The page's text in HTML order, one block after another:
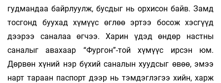
гудмандаа байрлуулж, бусдыг нь орхисон байв. Замд
тосгонд буухад хүмүүс өглөө эртээ босож хэсгүүд
дээрээ саналаа өгчээ. Харин үдэд өндөр настны
саналыг авахаар “Фургон”-той хүмүүс ирсэн юм.
Дөрвөн хүний нэр бүхий саналын хуудсыг өвөө, эмээ
нарт тараан паспорт дээр нь тэмдэглэгээ хийн, харж